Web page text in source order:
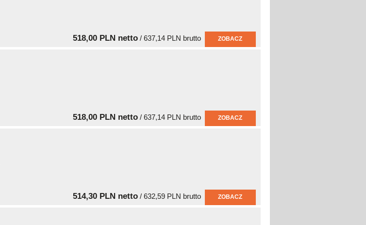
518,00 PLN netto/ 637,14 PLN brutto ZOBACZ
518,00 PLN netto/ 637,14 PLN brutto ZOBACZ
514,30 PLN netto/ 632,59 PLN brutto ZOBACZ